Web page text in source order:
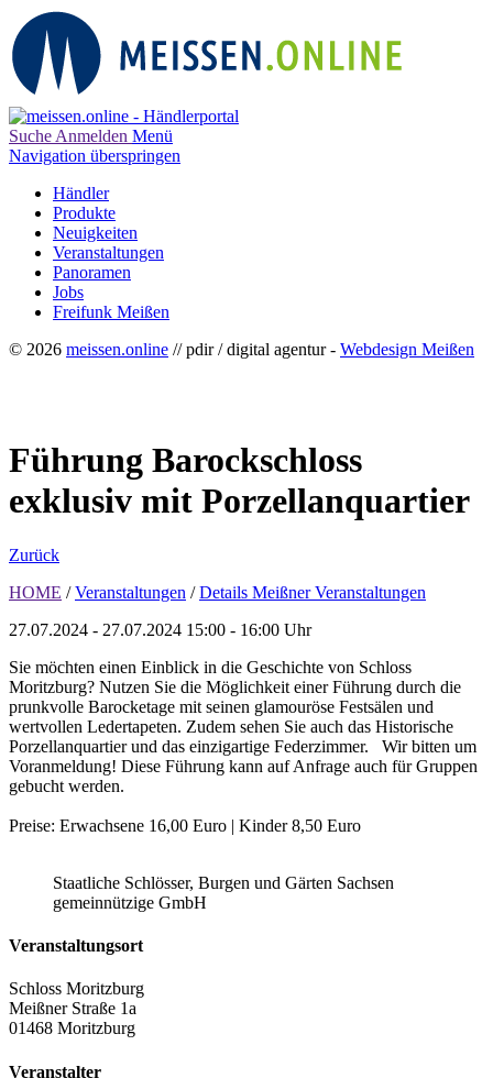
Suche Anmelden Menü
Navigation überspringen
Händler
Produkte
Neuigkeiten
Veranstaltungen
Panoramen
Jobs
Freifunk Meißen
© 2026 meissen.online // pdir / digital agentur - Webdesign Meißen
Führung Barockschloss
exklusiv mit Porzellanquartier
Zurück
HOME / Veranstaltungen / Details Meißner Veranstaltungen
27.07.2024 - 27.07.2024 15:00 - 16:00 Uhr
Sie möchten einen Einblick in die Geschichte von Schloss
Moritzburg? Nutzen Sie die Möglichkeit einer Führung durch die
prunkvolle Barocketage mit seinen glamouröse Festsälen und
wertvollen Ledertapeten. Zudem sehen Sie auch das Historische
Porzellanquartier und das einzigartige Federzimmer. Wir bitten um
Voranmeldung! Diese Führung kann auf Anfrage auch für Gruppen
gebucht werden.
Preise: Erwachsene 16,00 Euro | Kinder 8,50 Euro
Staatliche Schlösser, Burgen und Gärten Sachsen
gemeinnützige GmbH
Veranstaltungsort
Schloss Moritzburg
Meißner Straße 1a
01468 Moritzburg
Veranstalter